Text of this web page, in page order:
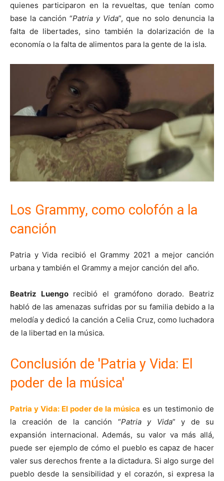
quienes participaron en la revueltas, que tenían como
base la canción “Patria y Vida”, que no solo denuncia la
falta de libertades, sino también la dolarización de la
economía o la falta de alimentos para la gente de la isla.
Los Grammy, como colofón a la
canción
Patria y Vida recibió el Grammy 2021 a mejor canción
urbana y también el Grammy a mejor canción del año.
Beatriz Luengorecibió el gramófono dorado. Beatriz
habló de las amenazas sufridas por su familia debido a la
melodía y dedicó la canción a Celia Cruz, como luchadora
de la libertad en la música.
Conclusión de 'Patria y Vida: El
poder de la música'
Patria y Vida: El poder de la música es un testimonio de
la creación de la canción “Patria y Vida” y de su
expansión internacional. Además, su valor va más allá,
puede ser ejemplo de cómo el pueblo es capaz de hacer
valer sus derechos frente a la dictadura. Si algo surge del
pueblo desde la sensibilidad y el corazón, si expresa la